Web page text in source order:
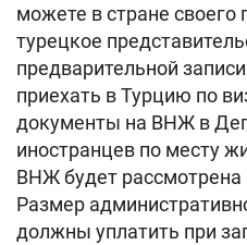
можете в стране своего
турецкое
предварительной
приехать в Турцию по
документы на ВНЖ в
иностранцев по месту
ВНЖ будет рассмотрена
Размер
должны уплатить при